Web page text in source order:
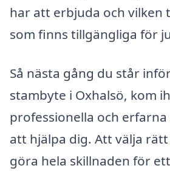
har att erbjuda och vilken
som finns tillgängliga för
Så nästa gång du står
stambyte i Oxhalsö, kom
professionella och
att hjälpa dig. Att välja
göra hela skillnaden för